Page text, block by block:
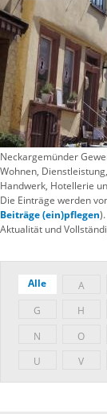
Neckargemünder
Wohnen,
Handwerk, Hotellerie
Die Einträge werden
Beiträge (ein)pflegen
Aktualität und
Alle A
G
H
N
O
U
V